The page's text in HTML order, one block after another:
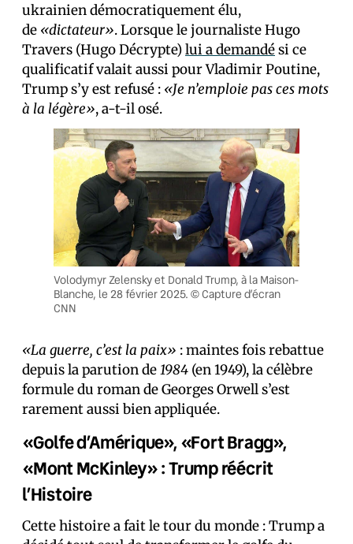
ukrainien démocratiquement élu,
de «dictateur». Lorsque le journaliste Hugo
Travers (Hugo Décrypte)lui a demandési ce
qualificatif valait aussi pour Vladimir Poutine,
Trump s’y est refusé : «Je n’emploie pas ces mots
à la légère», a-t-il osé.
Volodymyr Zelensky et Donald Trump, à la Maison-
Blanche, le 28 février 2025. © Capture d’écran
CNN
«La guerre, c’est la paix» : maintes fois rebattue
depuis la parution de1984 (en 1949), la célèbre
formule du roman de Georges Orwell s’est
rarement aussi bien appliquée.
«Golfe d’Amérique», «Fort Bragg»,
«Mont McKinley» : Trump réécrit
l’Histoire
Cette histoire a fait le tour du monde : Trump a